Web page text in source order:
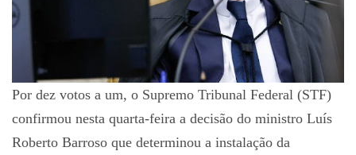
Por dez votos a um, o Supremo Tribunal Federal (STF)
confirmou nesta quarta-feira a decisão do ministro Luís
Roberto Barroso que determinou a instalação da